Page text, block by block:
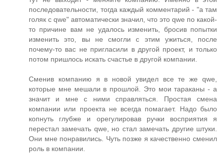
последовательности, тогда каждый комментарий - "а там
голяк с qwe" автоматически значил, что это qwe по какой-
то причине вам не удалось изменить, бросив попытки
изменить это, вы не смогли с этим ужиться, после
почему-то вас не пригласили в другой проект, и только
потом пришлось искать счастье в другой компании.
Сменив компанию я в новой увидел все те же qwe,
которые мне мешали в прошлой. Это мои тараканы - а
значит и мне с ними справляться. Простая смена
компании или проекта не всегда помагает. Надо было
копнуть глубже и орегулировав ручки восприятия я
перестал замечать qwe, но стал замечать другие штуки.
Они мне понравились. Чуть позже я качественно сменил
роль в компании.